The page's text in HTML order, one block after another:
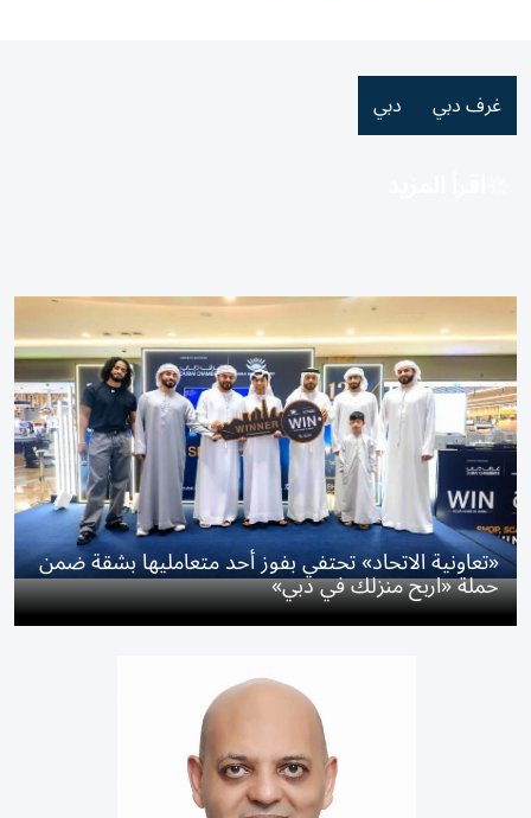
غرف دبي دبي
«تعاونية الاتحاد» تحتفي بفوز أحد متعامليها بشقة ضمن
حملة «اربح منزلك في دبي»